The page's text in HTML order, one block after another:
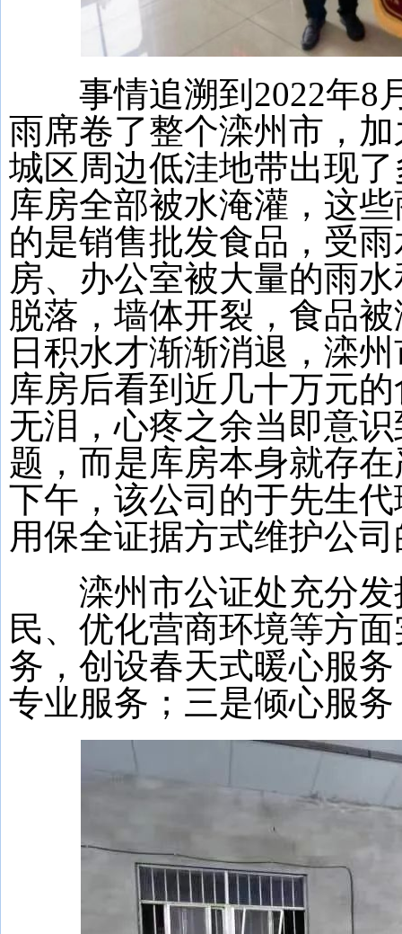
事情追溯到2022年8
雨席卷了整个滦州市，
城区周边低洼地带出现
库房全部被水淹灌，这
的是销售批发食品，受
房、办公室被大量的雨
脱落，墙体开裂，食品
日积水才渐渐消退，滦
库房后看到近几十万元
无泪，心疼之余当即意
题，而是库房本身就存
下午，该公司的于先生
用保全证据方式维护公
滦州市公证处充分发
民、优化营商环境等方
务，创设春天式暖心服
专业服务；三是倾心服